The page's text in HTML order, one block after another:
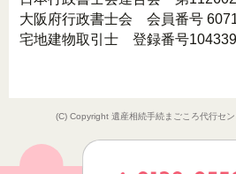
大阪府行政書士会 会員番号
宅地建物取引士 登録番号
(C) Copyright 遺産相続手続まごころ代行セ